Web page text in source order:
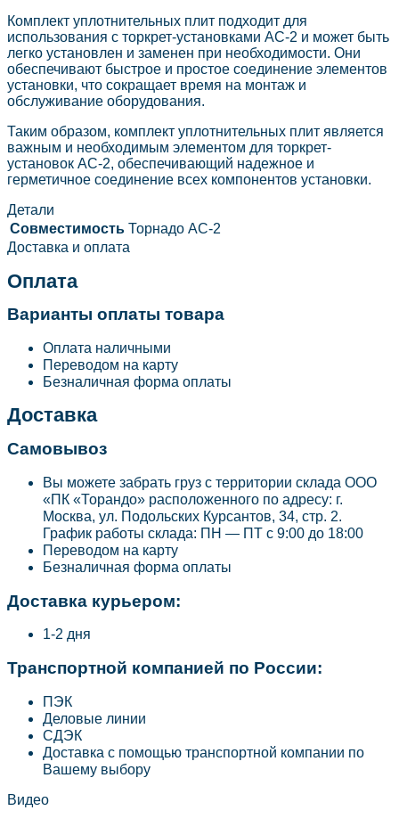
Комплект уплотнительных плит подходит для
использования с торкрет-установками АС-2 и может быть
легко установлен и заменен при необходимости. Они
обеспечивают быстрое и простое соединение элементов
установки, что сокращает время на монтаж и
обслуживание оборудования.
Таким образом, комплект уплотнительных плит является
важным и необходимым элементом для торкрет-
установок АС-2, обеспечивающий надежное и
герметичное соединение всех компонентов установки.
Детали
Совместимость Торнадо AC-2
Доставка и оплата
Оплата
Варианты оплаты товара
Оплата наличными
Переводом на карту
Безналичная форма оплаты
Доставка
Самовывоз
Вы можете забрать груз с территории склада ООО
«ПК «Торандо» расположенного по адресу: г.
Москва, ул. Подольских Курсантов, 34, стр. 2.
График работы склада: ПН — ПТ с 9:00 до 18:00
Переводом на карту
Безналичная форма оплаты
Доставка курьером:
1-2 дня
Транспортной компанией по России:
ПЭК
Деловые линии
СДЭК
Доставка с помощью транспортной компании по
Вашему выбору
Видео